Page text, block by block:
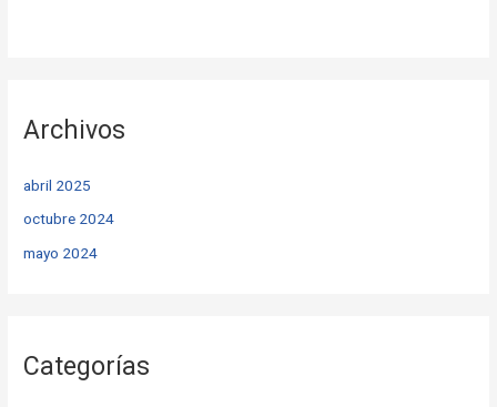
Archivos
abril 2025
octubre 2024
mayo 2024
Categorías